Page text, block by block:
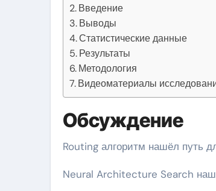
Введение
Выводы
Статистические данные
Результаты
Методология
Видеоматериалы
Обсуждение
Routing алгоритм нашёл путь
Neural Architecture Search